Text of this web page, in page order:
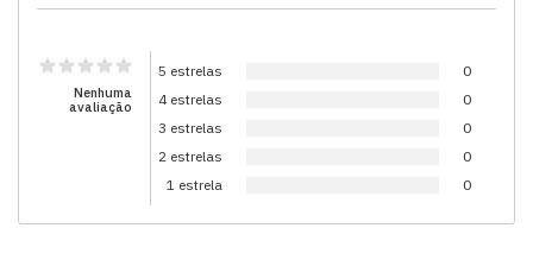
Nenhuma
avaliação
5 estrelas
0
4 estrelas
0
3 estrelas
0
2 estrelas
0
1 estrela
0